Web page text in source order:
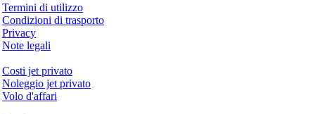
Termini di utilizzo
Condizioni di trasporto
Privacy
Note legali
Costi jet privato
Noleggio jet privato
Volo d'affari